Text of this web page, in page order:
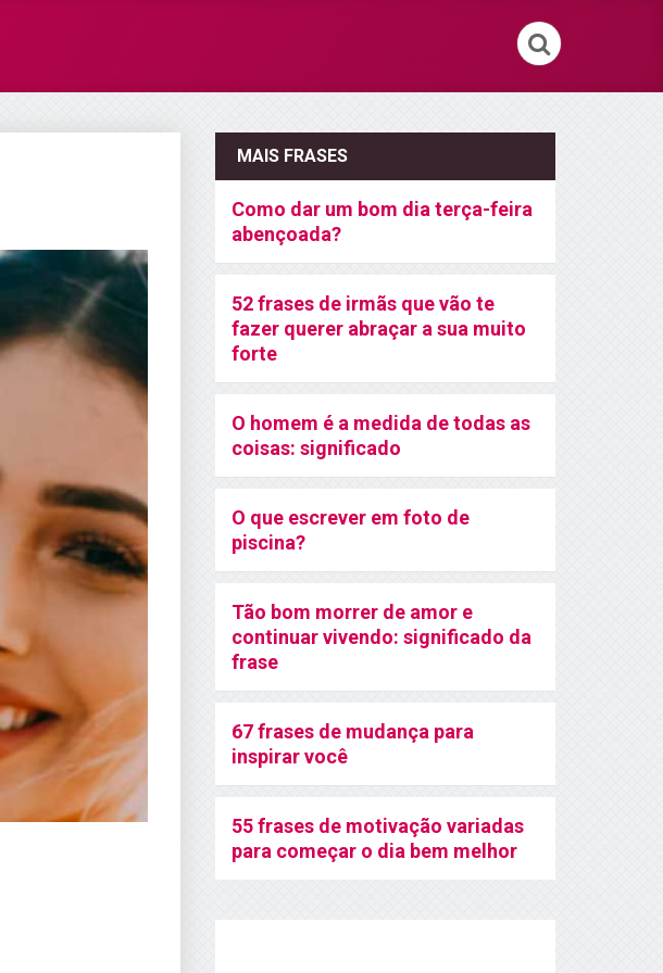
MAIS FRASES
Como dar um bom dia terça-feira
abençoada?
52 frases de irmãs que vão te
fazer querer abraçar a sua muito
forte
O homem é a medida de todas as
coisas: significado
O que escrever em foto de
piscina?
Tão bom morrer de amor e
continuar vivendo: significado da
frase
67 frases de mudança para
inspirar você
55 frases de motivação variadas
para começar o dia bem melhor